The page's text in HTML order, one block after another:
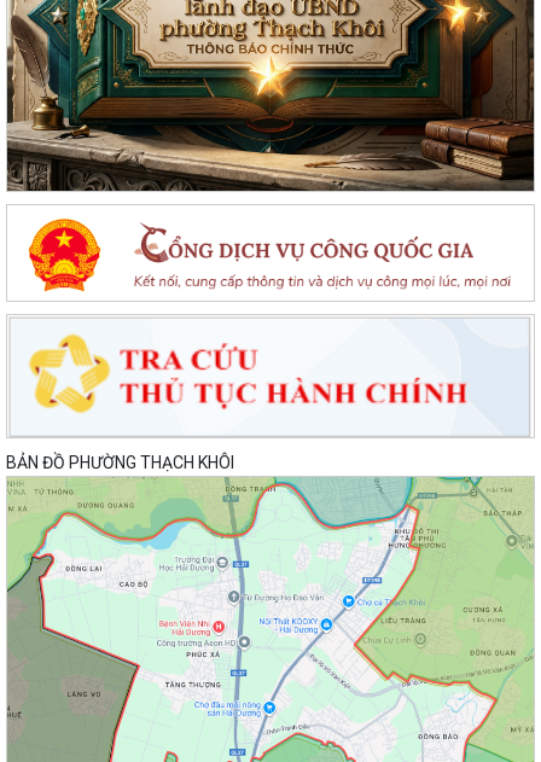
BẢN ĐỒ PHƯỜNG THẠCH KHÔI
Hội nghị Ban Thường vụ Đảng ủy phường lần thứ 35
Sôi nổi ngày hội hiến máu "Thạch Khôi - ngàn trái tim hồng" năm 2026
UBND phường tổ chức phiên họp tháng 8/2026 (lần 1).
Kế hoạch tổ chức Hội nghị tuyên truyền, phổ biến triển khai Luật sửa
đổi, bổ sung một số điều của...
Đồng chí Đặng Xuân Thưởng - Uỷ viên Thành uỷ, Phó Trưởng ban
thường trực Ban Nội chính Thành uỷ dự...
Nuôi con bằng sữa mẹ cho một “Khởi đầu bền vững - Phát huy những
thực hành tốt sẵn có”
Về việc thay đổi địa danh trên bảng hiệu tại các Nhà Văn hoá và tăng
cường công tác quản lý hoạt...
Phường Thạch Khôi tổ chức lấy mẫu sinh phẩm hài cốt liệt sĩ chưa xác
định được thông tin để giám...